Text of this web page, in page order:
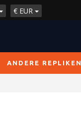
€ EUR
ANDERE REPLIKEN